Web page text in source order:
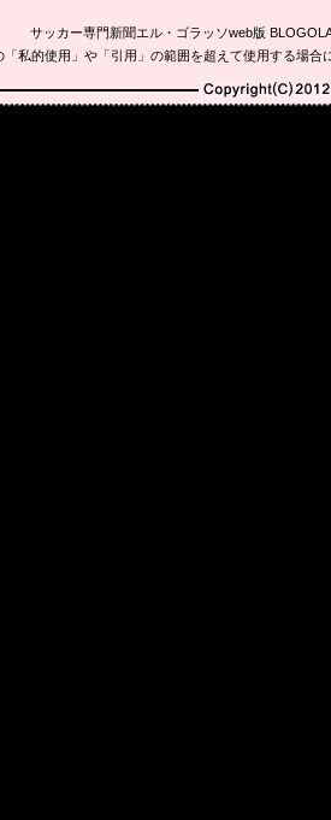
サッカー専門新聞エル・ゴラッソweb版
「私的使用」や「引用」の範囲を超えて使用する場
Copyright(C)2010-